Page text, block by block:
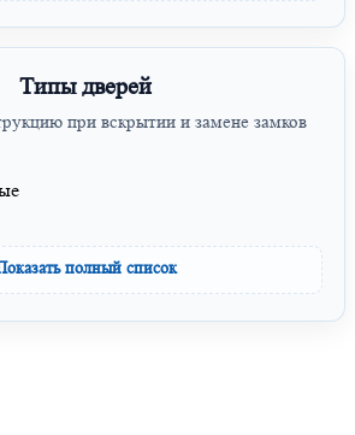
Типы дверей
при вскрытии и замене замков
полный список